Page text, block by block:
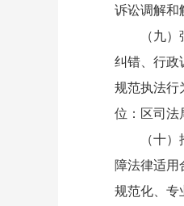
诉讼调解和
（九）强
纠错、行政
规范执法行
位：区司法
（十）推
障法律适用
规范化、专